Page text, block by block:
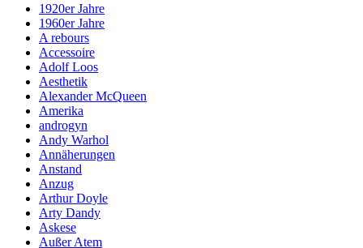
1920er Jahre
1960er Jahre
A rebours
Accessoire
Adolf Loos
Aesthetik
Alexander McQueen
Amerika
androgyn
Andy Warhol
Annäherungen
Anstand
Anzug
Arthur Doyle
Arty Dandy
Askese
Außer Atem